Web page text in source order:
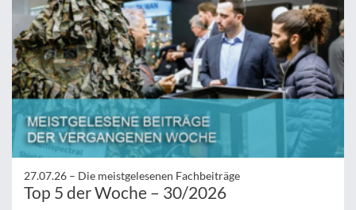
27.07.26 – Die meistgelesenen Fachbeiträge
Top 5 der Woche – 30/2026